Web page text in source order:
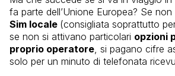
fa parte dell’Unione Europea? Se
Sim locale (consigliata soprattutto
se non si attivano particolari opzioni
proprio operatore , si pagano cifre
solo per un minuto di telefonata